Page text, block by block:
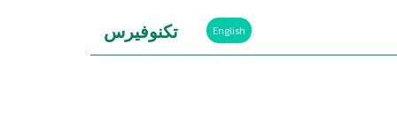
English تكنوفيرس